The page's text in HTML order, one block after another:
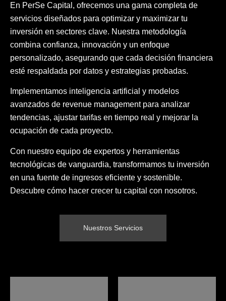
En PerSe Capital, ofrecemos una gama completa de
servicios diseñados para optimizar y maximizar tu
inversión en sectores clave. Nuestra metodología
combina confianza, innovación y un enfoque
personalizado, asegurando que cada decisión financiera
esté respaldada por datos y estrategias probadas.
Implementamos inteligencia artificial y modelos
avanzados de revenue management para analizar
tendencias, ajustar tarifas en tiempo real y mejorar la
ocupación de cada proyecto.
Con nuestro equipo de expertos y herramientas
tecnológicas de vanguardia, transformamos tu inversión
en una fuente de ingresos eficiente y sostenible.
Descubre cómo hacer crecer tu capital con nosotros.
Nuestros Servicios